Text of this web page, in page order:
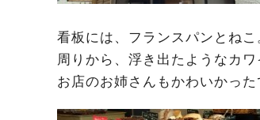
看板には、フランスパンとねこ
周りから、浮き出たようなカワ
お店のお姉さんもかわいかっ